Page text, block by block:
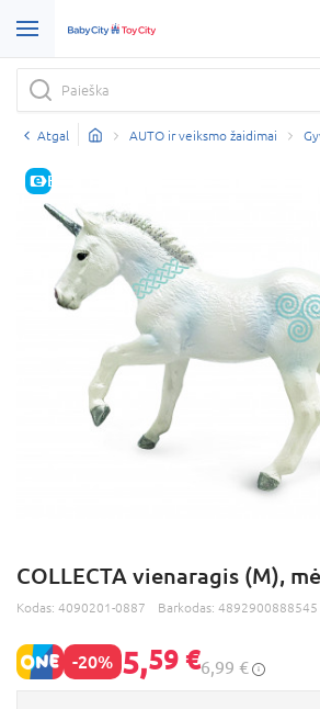
Atgal AUTO ir veiksmo žaidimai
E-KAINA
COLLECTA vienaragis (M),
Kodas: 4090201-0887 Barkodas: 4892900888545
-20% 5,59 €6,99 €